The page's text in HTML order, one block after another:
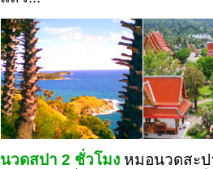
นวดสปา 2 ชั่วโมง หมอนวดสะป